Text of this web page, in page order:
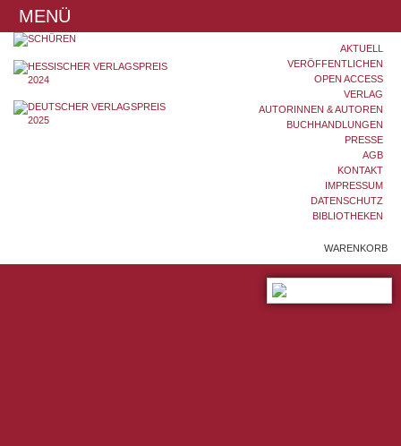
MENÜ
AKTUELL
VERÖFFENTLICHEN
OPEN ACCESS
VERLAG
AUTORINNEN & AUTOREN
BUCHHANDLUNGEN
PRESSE
AGB
KONTAKT
IMPRESSUM
DATENSCHUTZ
BIBLIOTHEKEN
WARENKORB